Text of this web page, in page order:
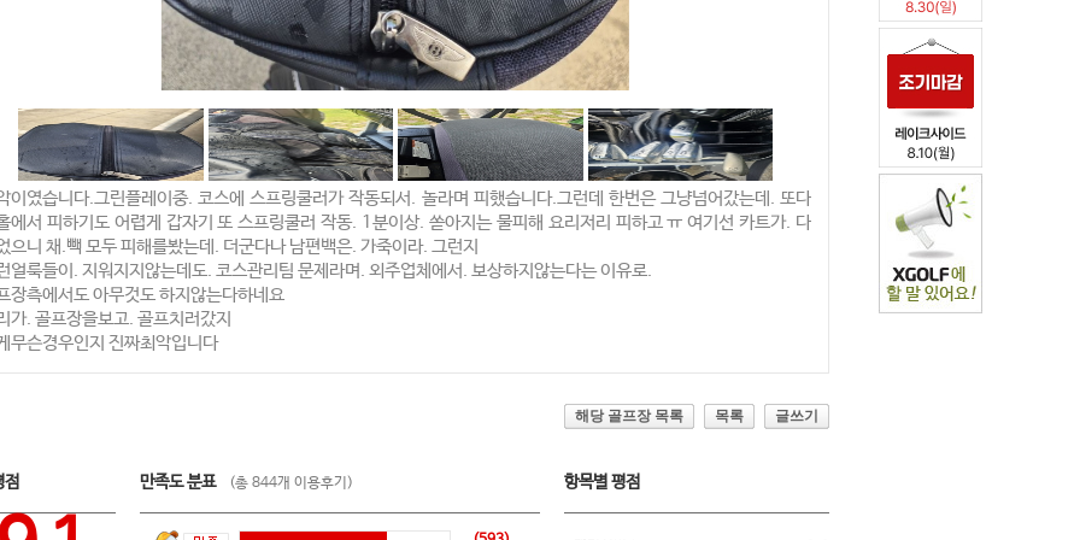
이였습니다.그린플레이중. 코스에 스프링쿨러가 작동되서. 놀라며 피했습니다.그런데 한번은 그냥넘어갔는데. 또다
에서 피하기도 어렵게 갑자기 또 스프링쿨러 작동. 1분이상. 쏟아지는 물피해 요리저리 피하고 ㅠ 여기선 카트가. 다
으니 채.빽 모두 피해를봤는데. 더군다나 남편백은. 가죽이라. 그런지
얼룩들이. 지워지지않는데도. 코스관리팀 문제라며. 외주업체에서. 보상하지않는다는 이유로.
장측에서도 아무것도 하지않는다하네요
가. 골프장을보고. 골프치러갔지
무슨경우인지 진짜최악입니다
해당 골프장 목록 목록 글쓰기
점 만족도 분표 (총 844개 이용후기) 항목별 평점